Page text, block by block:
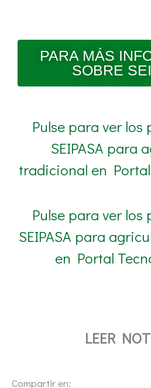
PARA MÁS
SOBRE
Pulse para ver los
SEIPASA para
tradicional en
Pulse para ver los
SEIPASA para
en Portal
LEER
Compartir en: